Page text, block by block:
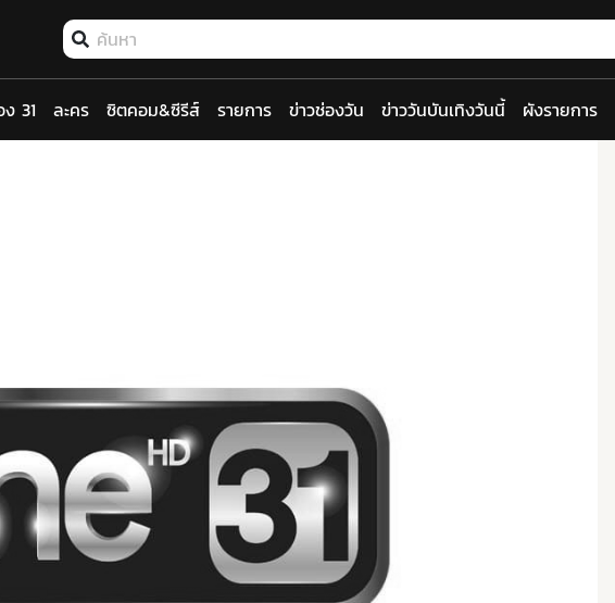
31 ละคร ซิตคอม&ซีรีส์ รายการ ข่าวช่องวัน ข่าววันบันเทิงวันนี้ ผังรายการ